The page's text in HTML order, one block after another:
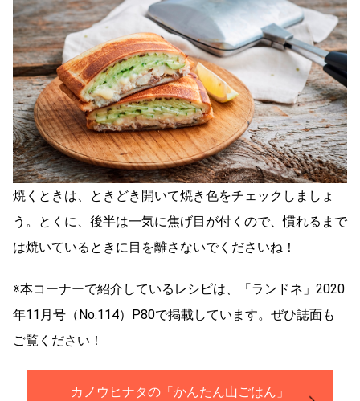
焼くときは、ときどき開いて焼き色をチェックしましょ
う。とくに、後半は一気に焦げ目が付くので、慣れるまで
は焼いているときに目を離さないでくださいね！
※本コーナーで紹介しているレシピは、「ランドネ」2020
年11月号（No.114）P80で掲載しています。ぜひ誌面も
ご覧ください！
カノウヒナタの「かんたん山ごはん」